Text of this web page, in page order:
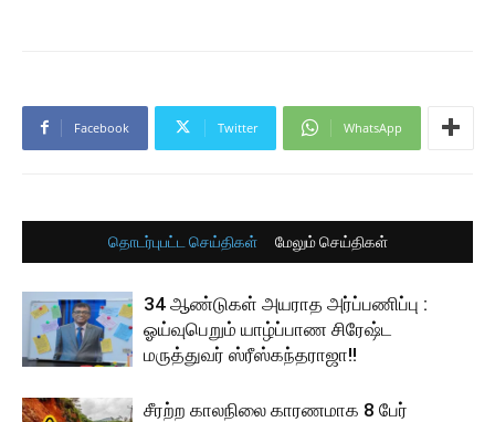
Facebook Twitter WhatsApp
தொடர்புபட்ட செய்திகள் மேலும் செய்திகள்
34 ஆண்டுகள் அயராத அர்ப்பணிப்பு :
ஓய்வுபெறும் யாழ்ப்பாண சிரேஷ்ட
மருத்துவர் ஸ்ரீஸ்கந்தராஜா!!
சீரற்ற காலநிலை காரணமாக 8 பேர்